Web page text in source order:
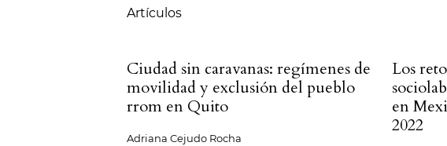
Artículos
Ciudad sin caravanas: regímenes de
movilidad y exclusión del pueblo
rrom en Quito
Adriana Cejudo Rocha
Los
en
2022